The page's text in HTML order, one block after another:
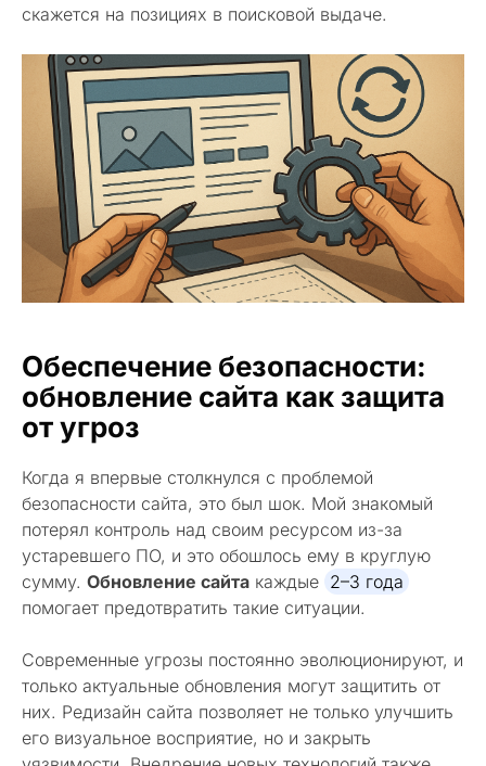
скажется на позициях в поисковой выдаче.
Обеспечение безопасности:
обновление сайта как защита
от угроз
Когда я впервые столкнулся с проблемой
безопасности сайта, это был шок. Мой знакомый
потерял контроль над своим ресурсом из-за
устаревшего ПО, и это обошлось ему в круглую
сумму. Обновление сайта каждые 2–3 года
помогает предотвратить такие ситуации.
Современные угрозы постоянно эволюционируют, и
только актуальные обновления могут защитить от
них. Редизайн сайта позволяет не только улучшить
его визуальное восприятие, но и закрыть